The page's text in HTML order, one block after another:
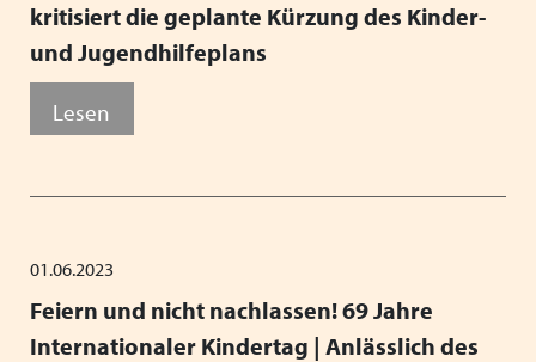
kritisiert die geplante Kürzung des Kinder-
und Jugendhilfeplans
Lesen
01.06.2023
Feiern und nicht nachlassen! 69 Jahre
Internationaler Kindertag | Anlässlich des